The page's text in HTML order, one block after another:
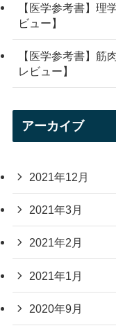
【医学参考書】理
ビュー】
【医学参考書】筋
レビュー】
アーカイブ
2021年12月
2021年3月
2021年2月
2021年1月
2020年9月